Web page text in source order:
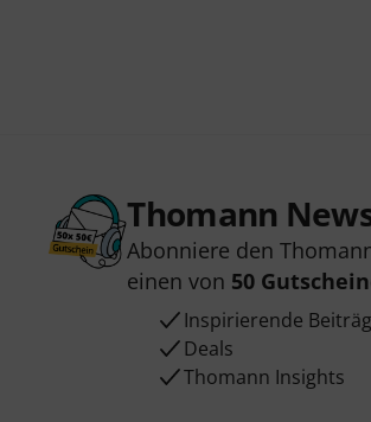
Thomann
Abonniere den
einen von 50
Inspirierende
Deals
Thomann Insights